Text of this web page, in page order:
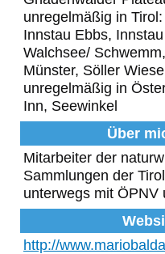
unregelmäßig in
Innstau Ebbs,
Walchsee/
Münster, Söller
unregelmäßig in
Inn, Seewinkel
Über
Mitarbeiter der
Sammlungen der
unterwegs mit ÖPNV
http://